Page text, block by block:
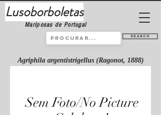
Lusoborboletas
Mariposas de Portugal
Search
Agriphila argentistrigellus (Ragonot, 1888)